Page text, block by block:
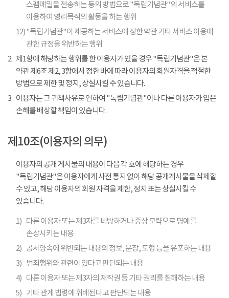
스팸메일을 전송하는 등의 방법으로 "독립기념관"의 서비스를
이용하여 영리목적의 활동을 하는 행위
12)"독립기념관"이 제공하는 서비스에 정한 약관 기타 서비스 이용에
관한 규정을 위반하는 행위
2 제1항에 해당하는 행위를 한 이용자가 있을 경우 "독립기념관"은 본
약관 제6조 제2, 3항에서 정한 바에 따라 이용자의 회원자격을 적절한
방법으로 제한 및 정지, 상실시킬 수 있습니다.
3 이용자는 그 귀책사유로 인하여 "독립기념관"이나 다른 이용자가 입은
손해를 배상할 책임이 있습니다.
제10조(이용자의 의무)
이용자의 공개 게시물의 내용이 다음 각 호에 해당하는 경우
"독립기념관"은 이용자에게 사전 통지 없이 해당 공개게시물을 삭제할
수 있고, 해당 이용자의 회원 자격을 제한, 정지 또는 상실시킬 수
있습니다.
1) 다른 이용자 또는 제3자를 비방하거나 중상 모략으로 명예를
손상시키는 내용
2) 공서양속에 위반되는 내용의 정보, 문장, 도형 등을 유포하는 내용
3)
범죄행위와 관련이 있다고 판단되는 내용
4) 다른 이용자 또는 제3자의 저작권 등 기타 권리를 침해하는 내용
5) 기타 관계 법령에 위배된다고 판단되는 내용